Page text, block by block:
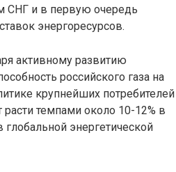
СНГ и в первую очередь
энергоресурсов.
активному развитию
российского газа на
крупнейших потребителей
темпами около 10-12% в
энергетической